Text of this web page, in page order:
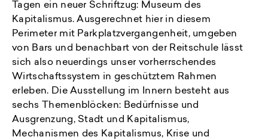
Tagen ein neuer Schriftzug: Museum des
Kapitalismus. Ausgerechnet hier in diesem
Perimeter mit Parkplatzvergangenheit, umgeben
von Bars und benachbart von der Reitschule lässt
sich also neuerdings unser vorherrschendes
Wirtschaftssystem in geschütztem Rahmen
erleben. Die Ausstellung im Innern besteht aus
sechs Themenblöcken: Bedürfnisse und
Ausgrenzung, Stadt und Kapitalismus,
Mechanismen des Kapitalismus, Krise und